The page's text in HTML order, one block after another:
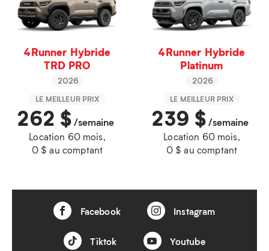
4Runner Hybride
TRD PRO
2026
LE MEILLEUR PRIX
262 $/semaine
Location 60 mois,
0 $ au comptant
4Runner Hybride
Platinum
2026
LE MEILLEUR PRIX
239 $/semaine
Location 60 mois,
0 $ au comptant
Facebook Instagram
Tiktok Youtube